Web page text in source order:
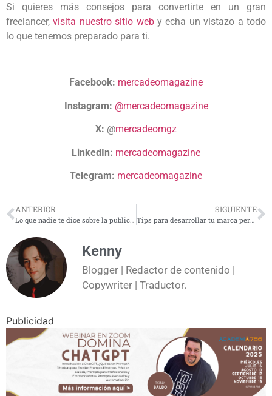
Si quieres más consejos para convertirte en un gran
freelancer,visita nuestro sitio weby echa un vistazo a todo
lo que tenemos preparado para ti.
Facebook: mercadeomagazine
Instagram: @mercadeomagazine
X: @mercadeomgz
LinkedIn: mercadeomagazine
Telegram: mercadeomagazine
ANTERIOR
Lo que nadie te dice sobre la publicidad: ¡secretos revelados!
SIGUIENTE
Tips para desarrollar tu marca personal
Kenny
Blogger | Redactor de contenido |
Copywriter | Traductor.
Publicidad